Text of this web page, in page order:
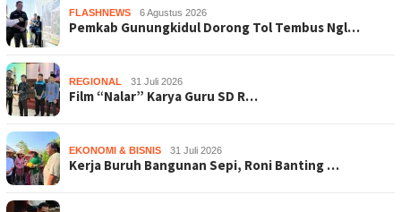
FLASHNEWS 6 Agustus 2026
Pemkab Gunungkidul Dorong Tol Tembus Ngl…
REGIONAL 31 Juli 2026
Film “Nalar” Karya Guru SD R…
EKONOMI & BISNIS 31 Juli 2026
Kerja Buruh Bangunan Sepi, Roni Banting …